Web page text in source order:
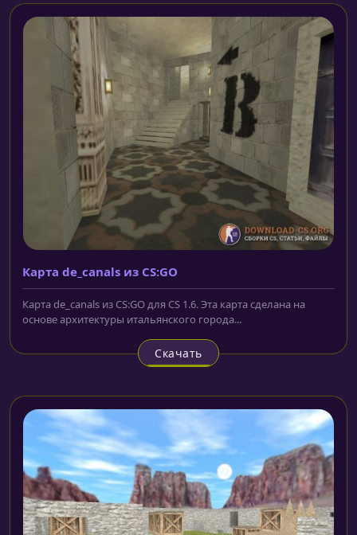
Карта de_canals из CS:GO
Карта de_canals из CS:GO для CS 1.6. Эта карта сделана на
основе архитектуры итальянского города...
Скачать